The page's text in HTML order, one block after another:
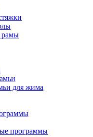
рамы
для жима
программы